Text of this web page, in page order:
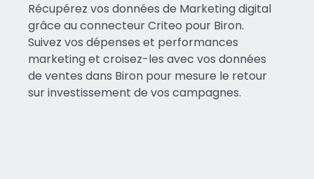
Récupérez vos données de Marketing digital
grâce au connecteur Criteo pour Biron.
Suivez vos dépenses et performances
marketing et croisez-les avec vos données
de ventes dans Biron pour mesure le retour
sur investissement de vos campagnes.